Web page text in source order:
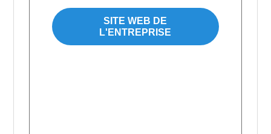
SITE WEB DE
L'ENTREPRISE